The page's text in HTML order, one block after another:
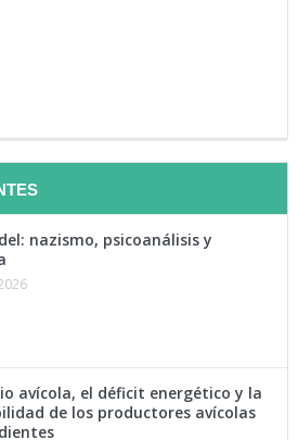
nazismo, psicoanálisis y
avícola, el déficit energético y la
de los productores avícolas